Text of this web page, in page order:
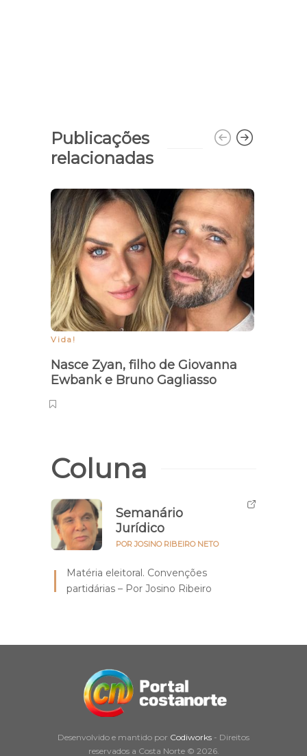
Publicações
relacionadas
Vida!
Nasce Zyan, filho de Giovanna
Ewbank e Bruno Gagliasso
Coluna
Semanário
Jurídico
POR JOSINO RIBEIRO NETO
Matéria eleitoral. Convenções
partidárias – Por Josino Ribeiro
Desenvolvido e mantido por Codiworks - Direitos
reservados a Costa Norte © 2026.